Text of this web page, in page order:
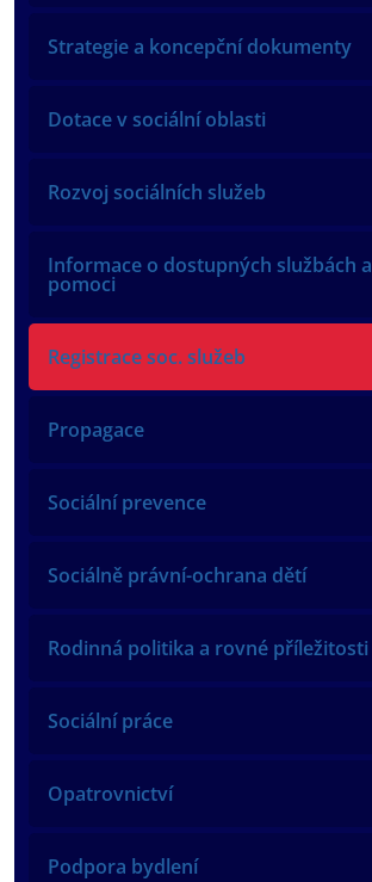
Strategie a koncepční dokumenty
Dotace v sociální oblasti
Rozvoj sociálních služeb
Informace o dostupných službách a
pomoci
Registrace soc. služeb
Propagace
Sociální prevence
Sociálně právní-ochrana dětí
Rodinná politika a rovné příležitosti
Sociální práce
Opatrovnictví
Podpora bydlení